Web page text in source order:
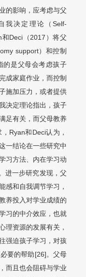
的影响，应考虑与父
我决定理论（Self-
Deci（2017）将父
support）和控制
的是父母会考虑孩子
成家庭作业，而控制
施加压力，或者提供
决定理论指出，孩子
足有关，而父母教养
Ryan和Deci认为，
一结论在一些研究中
习方法、内在学习动
进一步研究发现，父
感和自我调节学习，
养投入对学业成绩的
习的中介效应，也就
理资源的发展有关，
强迫孩子学习，对孩
要的帮助[26]。父母
而且也会阻碍与学业